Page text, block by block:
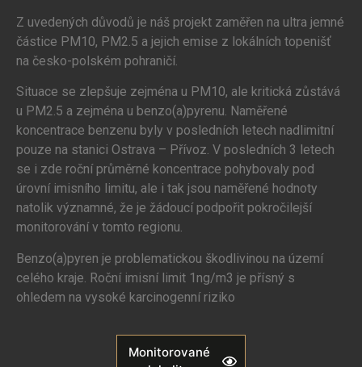
Z uvedených důvodů je náš projekt zaměřen na ultra jemné
částice PM10, PM2.5 a jejich emise z lokálních topenišť
na česko-polském pohraničí.
Situace se zlepšuje zejména u PM10, ale kritická zůstává
u PM2.5 a zejména u benzo(a)pyrenu. Naměřené
koncentrace benzenu byly v posledních letech nadlimitní
pouze na stanici Ostrava – Přívoz. V posledních 3 letech
se i zde roční průměrné koncentrace pohybovaly pod
úrovní imisního limitu, ale i tak jsou naměřené hodnoty
natolik významné, že je žádoucí podpořit pokročilejší
monitorování v tomto regionu.
Benzo(a)pyren je problematickou škodlivinou na území
celého kraje. Roční imisní limit 1ng/m3 je přísný s
ohledem na vysoké karcinogenní riziko
Monitorované